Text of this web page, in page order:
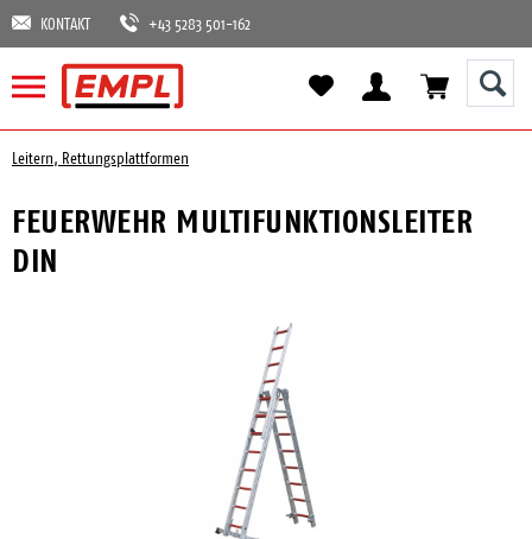
KONTAKT +43 5283 501-162
Leitern, Rettungsplattformen
FEUERWEHR MULTIFUNKTIONSLEITER
DIN